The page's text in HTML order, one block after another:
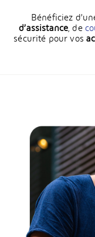
Bénéficiez
d’assistance, de
sécurité pour vos